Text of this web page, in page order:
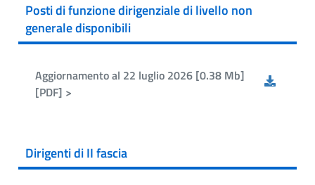
Posti di funzione dirigenziale di livello non
generale disponibili
Aggiornamento al 22 luglio 2026 [0.38 Mb]
[PDF] >
Dirigenti di II fascia